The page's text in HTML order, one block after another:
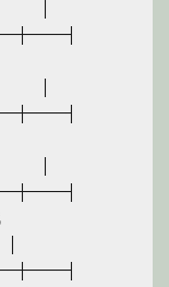
　│
　│
　│